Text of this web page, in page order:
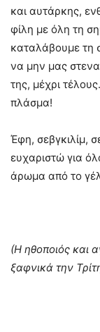
και αυτάρκης,
φίλη με όλη τη
καταλάβουμε τη
να μην μας
της, μέχρι
πλάσμα!
Έφη, σεβγκιλίμ,
ευχαριστώ για
άρωμα από το
(Η ηθοποιός και
ξαφνικά την